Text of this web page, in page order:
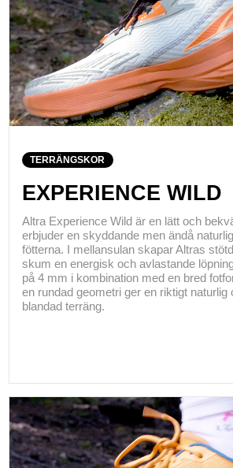
TERRÄNGSKOR
EXPERIENCE WILD
Altra Experience Wild är en lätt och
erbjuder en skyddande men ändå
fötterna. I mellansulan skapar Altras
skum en energisk och avlastande
på 4 mm i kombination med en bred
en rundad geometri ger en riktigt naturlig
blandad terräng.